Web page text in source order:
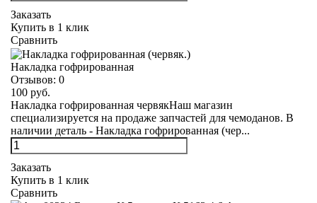
Заказать
Купить в 1 клик
Сравнить
Накладка гофрированная
Отзывов: 0
100 руб.
Накладка гофрированная червякНаш магазин
специализируется на продаже запчастей для чемоданов. В
наличии деталь - Накладка гофрированная (чер...
Заказать
Купить в 1 клик
Сравнить